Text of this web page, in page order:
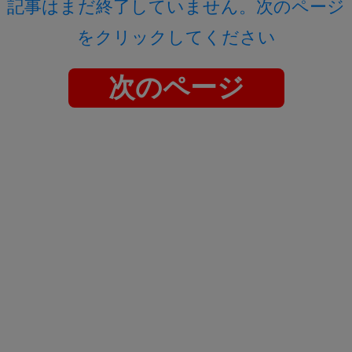
記事はまだ終了していません。次のページ
をクリックしてください
次のページ